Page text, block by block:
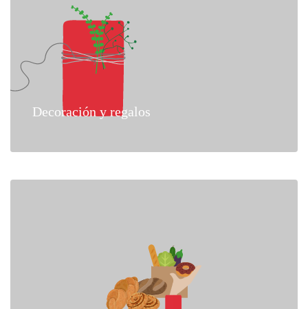
Decoración y regalos